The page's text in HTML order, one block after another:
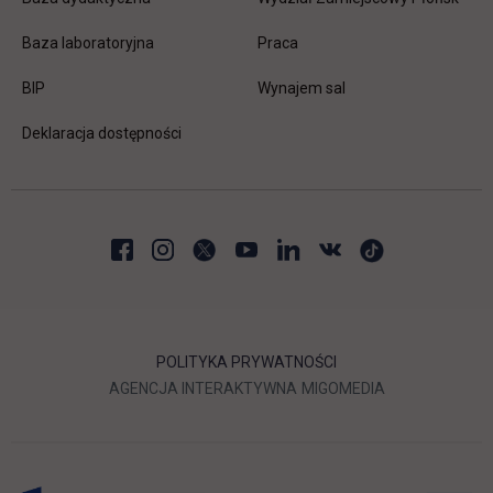
Baza laboratoryjna
BIP
Deklaracja dostępności
Praca
Wynajem sal
POLITYKA PRYWATNOŚCI
AGENCJA INTERAKTYWNA LINK OTWIERA SIĘ W
MIGOMEDIA